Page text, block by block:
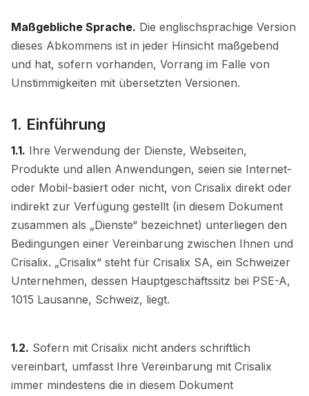
Maßgebliche Sprache. Die englischsprachige Version
dieses Abkommens ist in jeder Hinsicht maßgebend
und hat, sofern vorhanden, Vorrang im Falle von
Unstimmigkeiten mit übersetzten Versionen.
1. Einführung
1.1. Ihre Verwendung der Dienste, Webseiten,
Produkte und allen Anwendungen, seien sie Internet-
oder Mobil-basiert oder nicht, von Crisalix direkt oder
indirekt zur Verfügung gestellt (in diesem Dokument
zusammen als „Dienste“ bezeichnet) unterliegen den
Bedingungen einer Vereinbarung zwischen Ihnen und
Crisalix. „Crisalix“ steht für Crisalix SA, ein Schweizer
Unternehmen, dessen Hauptgeschäftssitz bei PSE-A,
1015 Lausanne, Schweiz, liegt.
1.2. Sofern mit Crisalix nicht anders schriftlich
vereinbart, umfasst Ihre Vereinbarung mit Crisalix
immer mindestens die in diesem Dokument